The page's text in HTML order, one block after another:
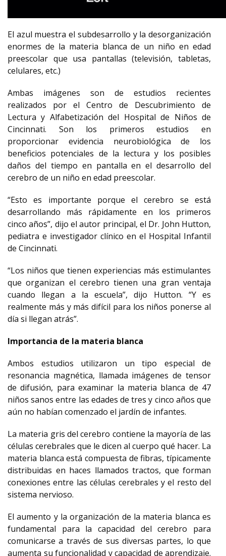
El azul muestra el subdesarrollo y la desorganización
enormes de la materia blanca de un niño en edad
preescolar que usa pantallas (televisión, tabletas,
celulares, etc.)
Ambas imágenes son de estudios recientes
realizados por el Centro de Descubrimiento de
Lectura y Alfabetización del Hospital de Niños de
Cincinnati. Son los primeros estudios en
proporcionar evidencia neurobiológica de los
beneficios potenciales de la lectura y los posibles
daños del tiempo en pantalla en el desarrollo del
cerebro de un niño en edad preescolar.
“Esto es importante porque el cerebro se está
desarrollando más rápidamente en los primeros
cinco años”, dijo el autor principal, el Dr. John Hutton,
pediatra e investigador clínico en el Hospital Infantil
de Cincinnati.
“Los niños que tienen experiencias más estimulantes
que organizan el cerebro tienen una gran ventaja
cuando llegan a la escuela”, dijo Hutton. “Y es
realmente más y más difícil para los niños ponerse al
día si llegan atrás”.
Importancia de la materia blanca
Ambos estudios utilizaron un tipo especial de
resonancia magnética, llamada imágenes de tensor
de difusión, para examinar la materia blanca de 47
niños sanos entre las edades de tres y cinco años que
aún no habían comenzado el jardín de infantes.
La materia gris del cerebro contiene la mayoría de las
células cerebrales que le dicen al cuerpo qué hacer. La
materia blanca está compuesta de fibras, típicamente
distribuidas en haces llamados tractos, que forman
conexiones entre las células cerebrales y el resto del
sistema nervioso.
El aumento y la organización de la materia blanca es
fundamental para la capacidad del cerebro para
comunicarse a través de sus diversas partes, lo que
aumenta su funcionalidad y capacidad de aprendizaje.